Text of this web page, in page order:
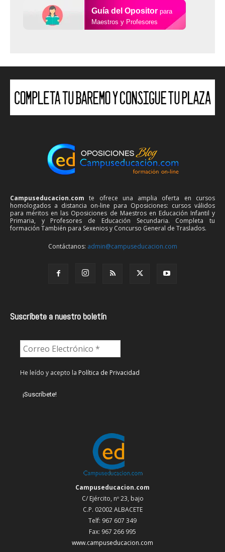
Guía del Opositor para
Maestros y Profesores
Campuseducacion.com te ofrece una amplia oferta en cursos
homologados a distancia on-line para Oposiciones: cursos válidos
para méritos en las Oposiciones de Maestros en Educación Infantil y
Primaria, y Profesores de Educación Secundaria. Completa tu
formación También para Sexenios y Concurso General de Traslados.
Contáctanos: admin@campuseducacion.com
Suscríbete a nuestro boletín
He leído y acepto la Política de Privacidad
Campuseducacion.com
C/ Ejército, nº 23, bajo
C.P. 02002 ALBACETE
Telf: 967 607 349
Fax: 967 266 995
www.campuseducacion.com